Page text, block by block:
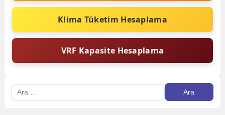
Klima Tüketim Hesaplama
VRF Kapasite Hesaplama
Arama: